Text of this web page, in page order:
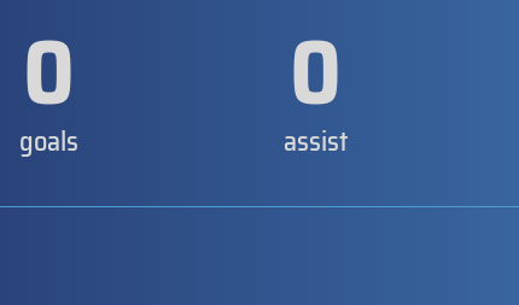
0
goals 0
assist